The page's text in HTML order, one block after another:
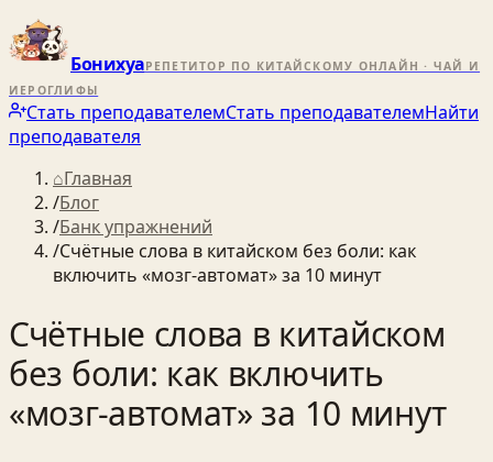
БонихуаРЕПЕТИТОР ПО КИТАЙСКОМУ ОНЛАЙН · ЧАЙ И
ИЕРОГЛИФЫ
Стать преподавателемСтать преподавателемНайти
преподавателя
⌂Главная
/Блог
/Банк упражнений
/Счётные слова в китайском без боли: как
включить «мозг-автомат» за 10 минут
Счётные слова в китайском
без боли: как включить
«мозг-автомат» за 10 минут